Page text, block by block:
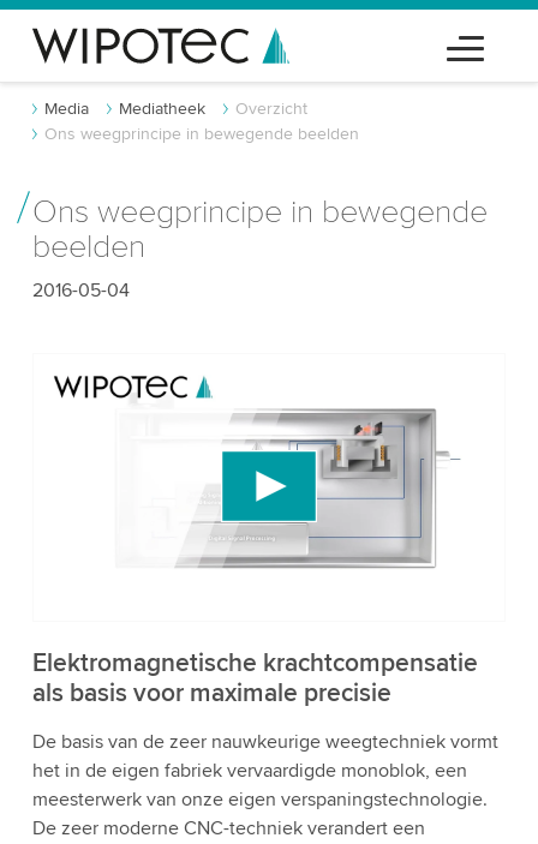
Media Mediatheek
Overzicht
Ons weegprincipe in bewegende beelden
Ons weegprincipe in bewegende
beelden
2016-05-04
We hebben uw toestemming nodig om de
YouTube-videodienst te laden!
We gebruiken een service van derden om
videocontent in te sluiten die gegevens over uw
bekijken en de service te accepteren om deze
video te bekijken.
Elektromagnetische krachtcompensatie
als basis voor maximale precisie
De basis van de zeer nauwkeurige weegtechniek vormt
het in de eigen fabriek vervaardigde monoblok, een
meesterwerk van onze eigen verspaningstechnologie.
De zeer moderne CNC-techniek verandert een